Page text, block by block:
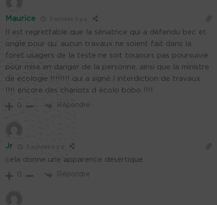
Maurice 3 années il y a
Il est regrettable que la sénatrice qui a défendu bec et
ongle pour qu’ aucun travaux ne soient fait dans la
foret usagers de la teste ne soit toujours pas poursuivie
pour mise en danger de la personne, ainsi que la ministre
de écologie !!!!!!!! qui a signé l interdiction de travaux
!!!! encore des chariots d écolo bobo !!!!
0 Répondre
Jr 3 années il y a
cela donne une apparence désertique
0 Répondre